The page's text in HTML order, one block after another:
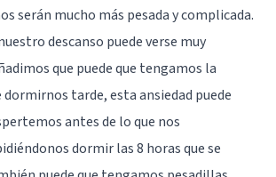
serán mucho más pesada y complicada.
descanso puede verse muy
que puede que tengamos la
tarde, esta ansiedad puede
antes de lo que nos
dormir las 8 horas que se